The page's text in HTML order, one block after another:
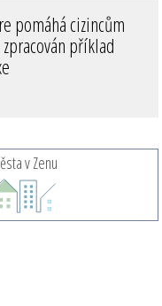
pomáhá cizincům
v Zenu